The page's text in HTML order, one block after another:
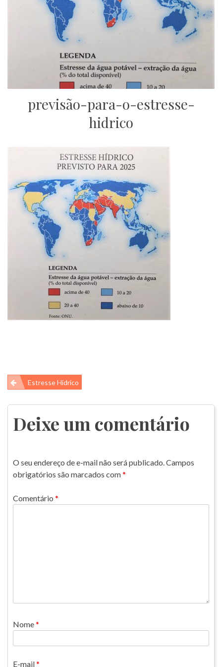
previsão-para-o-estresse-
hidrico
Navegação
de
Post
Estresse Hídrico
Deixe um comentário
O seu endereço de e-mail não será publicado.Campos
obrigatórios são marcados com*
Comentário *
Nome*
E-mail*